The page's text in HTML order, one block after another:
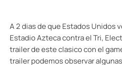
A 2 dias de que Estados Unidos
Estadio Azteca contra el Tri,
trailer de este clasico con el
trailer podemos observar